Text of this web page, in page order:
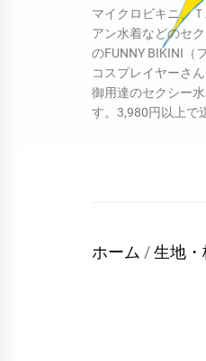
マイクロビキニ、
アン水着などのセ
のFUNNY BIKINI（
コスプレイヤーさ
御用達のセクシー
す。3,980円以上で
ホーム /生地